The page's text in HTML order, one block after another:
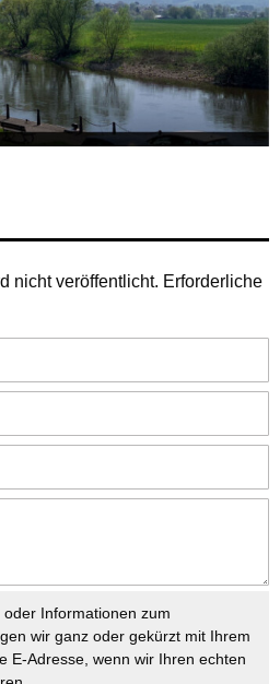
nicht veröffentlicht. Erforderliche
Informationen zum
wir ganz oder gekürzt mit Ihrem
E-Adresse, wenn wir Ihren echten